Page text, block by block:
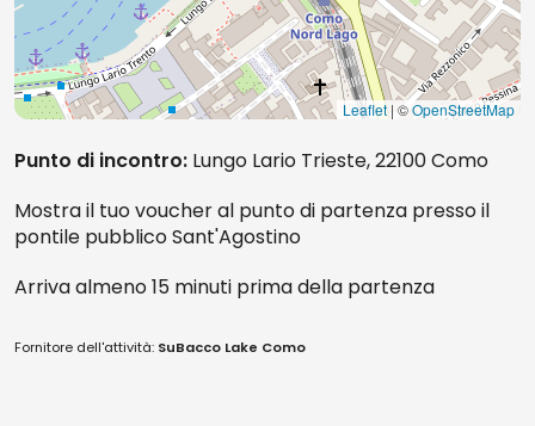
Leaflet| ©OpenStreetMap
Punto di incontro: Lungo Lario Trieste, 22100 Como
Mostra il tuo voucher al punto di partenza presso il
pontile pubblico Sant'Agostino
Arriva almeno 15 minuti prima della partenza
Fornitore dell'attività: SuBacco Lake Como